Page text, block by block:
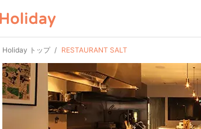
Holiday トップ RESTAURANT SALT